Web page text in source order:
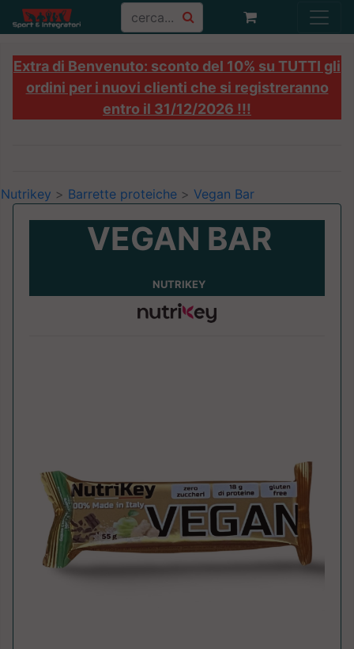
Extra di Benvenuto: sconto del 10% su TUTTI gli
ordini per i nuovi clienti che si registreranno
entro il 31/12/2026 !!!
Nutrikey > Barrette proteiche > Vegan Bar
VEGAN BAR
NUTRIKEY